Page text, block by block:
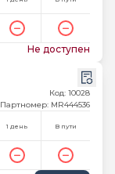
Не доступен
Код: 10028
Партномер: MR444536
1 день В пути